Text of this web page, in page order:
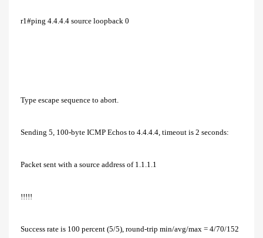
r1#ping 4.4.4.4 source loopback 0
Type escape sequence to abort.
Sending 5, 100-byte ICMP Echos to 4.4.4.4, timeout is 2 seconds:
Packet sent with a source address of 1.1.1.1
!!!!!
Success rate is 100 percent (5/5), round-trip min/avg/max = 4/70/152